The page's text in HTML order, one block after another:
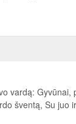
vardą: Gyvūnai,
šventą, Su juo